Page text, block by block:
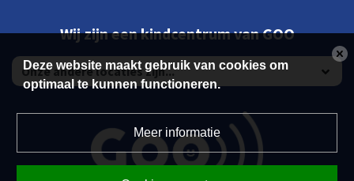
Wij zijn een kindcentrum van GOO
Deze website maakt gebruik van cookies om
optimaal te kunnen functioneren.
Meer informatie